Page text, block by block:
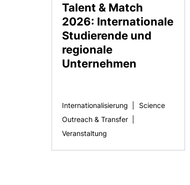
Talent & Match
2026: Internationale
Studierende und
regionale
Unternehmen
Internationalisierung
Science
Outreach & Transfer
Veranstaltung